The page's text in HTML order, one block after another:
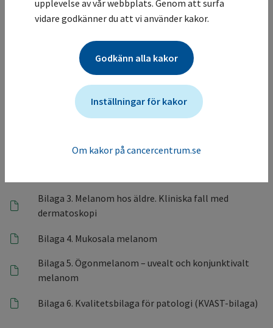
Prognosinstrument för melanom
familjärt melanom
Bilaga 3. Melanom hos äldre. Kliniska fall med
dermatoskopi
Bilaga 4. Mukosala melanom
Bilaga 5. Ögonmelanom – uvealt och konjunktivalt
melanom
Bilaga 6. Kvalitetsbilaga för patologi (KVAST-bilaga)
upplevelse av vår webbplats. Genom att surfa
vidare godkänner du att vi använder kakor.
Godkänn alla kakor
Inställningar för kakor
Om kakor på cancercentrum.se